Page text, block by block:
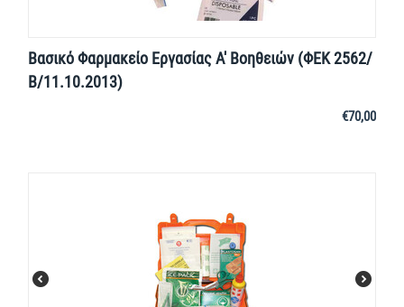
Βασικό Φαρμακείο Εργασίας Α' Βοηθειών (ΦΕΚ 2562/
Β/11.10.2013)
€70,00